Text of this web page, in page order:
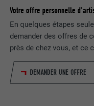
Votre offre personnelle
En quelques étapes
demander des offres de
près de chez vous, et ce
DEMANDER UNE OFFRE
FOURNISSEUR
EXPIRATION 2 ans